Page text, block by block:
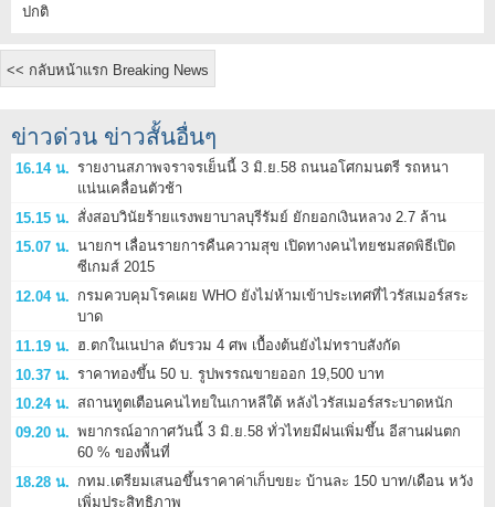
ปกติ
<< กลับหน้าแรก Breaking News
ข่าวด่วน ข่าวสั้นอื่นๆ
16.14 น. รายงานสภาพจราจรเย็นนี้ 3 มิ.ย.58 ถนนอโศกมนตรี รถหนา
แน่นเคลื่อนตัวช้า
15.15 น. สั่งสอบวินัยร้ายแรงพยาบาลบุรีรัมย์ ยักยอกเงินหลวง 2.7 ล้าน
15.07 น. นายกฯ เลื่อนรายการคืนความสุข เปิดทางคนไทยชมสดพิธีเปิด
ซีเกมส์ 2015
12.04 น. กรมควบคุมโรคเผย WHO ยังไม่ห้ามเข้าประเทศที่ไวรัสเมอร์สระ
บาด
11.19 น. ฮ.ตกในเนปาล ดับรวม 4 ศพ เบื้องต้นยังไม่ทราบสังกัด
10.37 น. ราคาทองขึ้น 50 บ. รูปพรรณขายออก 19,500 บาท
10.24 น. สถานทูตเตือนคนไทยในเกาหลีใต้ หลังไวรัสเมอร์สระบาดหนัก
09.20 น. พยากรณ์อากาศวันนี้ 3 มิ.ย.58 ทั่วไทยมีฝนเพิ่มขึ้น อีสานฝนตก
60 % ของพื้นที่
18.28 น. กทม.เตรียมเสนอขึ้นราคาค่าเก็บขยะ บ้านละ 150 บาท/เดือน หวัง
เพิ่มประสิทธิภาพ